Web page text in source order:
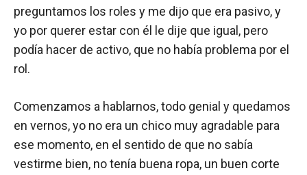
preguntamos los roles y me dijo que era pasivo, y
yo por querer estar con él le dije que igual, pero
podía hacer de activo, que no había problema por el
rol.
Comenzamos a hablarnos, todo genial y quedamos
en vernos, yo no era un chico muy agradable para
ese momento, en el sentido de que no sabía
vestirme bien, no tenía buena ropa, un buen corte